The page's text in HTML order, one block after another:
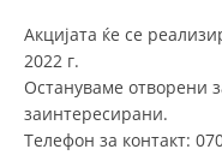
ПОДГОТВЕНОСТ
Акцијата ќе се
2022 г.
Остануваме отворени
заинтересирани.
Телефон за контакт: